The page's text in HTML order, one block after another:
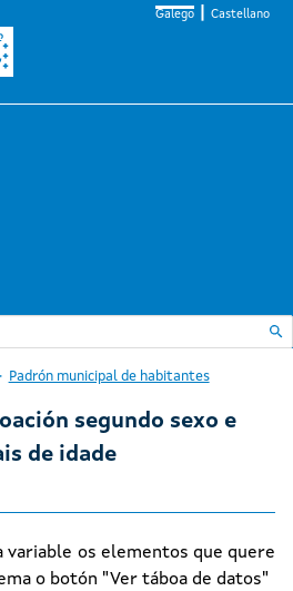
Galego Castellano
Padrón municipal de habitantes
segundo sexo e
de idade
variable os elementos que quere
o botón "Ver táboa de datos"